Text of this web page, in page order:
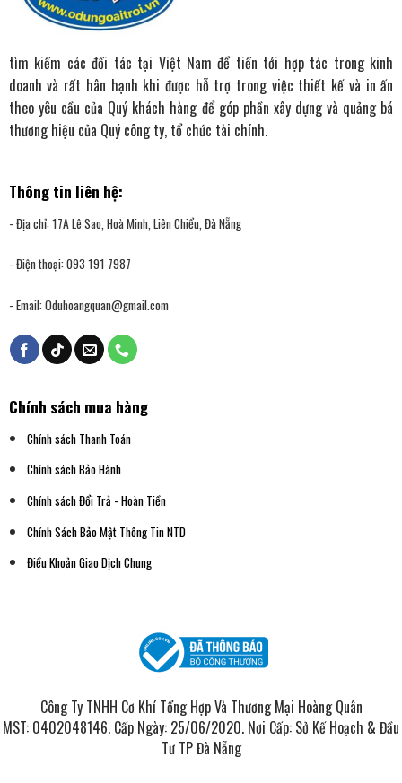
tìm kiếm các đối tác tại Việt Nam để tiến tới hợp tác trong kinh
doanh và rất hân hạnh khi được hỗ trợ trong việc thiết kế và in ấn
theo yêu cầu của Quý khách hàng để góp phần xây dựng và quảng bá
thương hiệu của Quý công ty, tổ chức tài chính.
Thông tin liên hệ:
- Địa chỉ: 17A Lê Sao, Hoà Minh, Liên Chiểu, Đà Nẵng
- Điện thoại: 093 191 7987
- Email:Oduhoangquan@gmail.com
Chính sách mua hàng
Chính sách Thanh Toán
Chính sách Bảo Hành
Chính sách Đổi Trả - Hoàn Tiền
Chính Sách Bảo Mật Thông Tin NTD
Điều Khoản Giao Dịch Chung
Công Ty TNHH Cơ Khí Tổng Hợp Và Thương Mại Hoàng Quân
MST: 0402048146. Cấp Ngày: 25/06/2020. Nơi Cấp: Sở Kế Hoạch & Đầu
Tư TP Đà Nẵng